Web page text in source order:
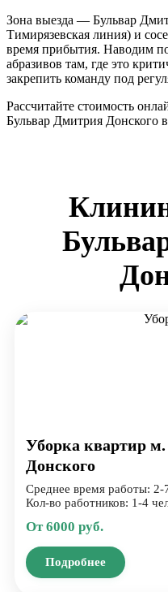
Зона выезда — Бульвар
Тимирязевская линия) и
время прибытия. Наводим
абразивов там, где это
закрепить команду под
Рассчитайте стоимость
Бульвар Дмитрия Донского
Уборка квартир
Донского
Среднее время работы: 2-
Кол-во работников: 1-4
От 6000 руб.
Подробнее